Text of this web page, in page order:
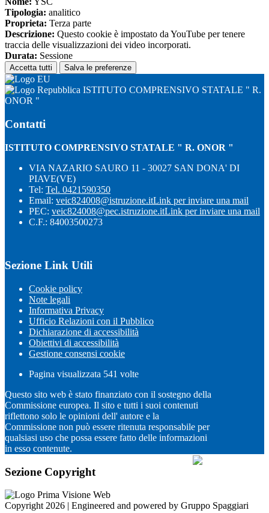
Tipologia: analitico
Proprieta: Terza parte
Descrizione: Questo cookie è impostato da YouTube per tenere
traccia delle visualizzazioni dei video incorporati.
Durata: Sessione
Accetta tutti Salva le preferenze
ISTITUTO COMPRENSIVO STATALE " R.
ONOR "
Contatti
ISTITUTO COMPRENSIVO STATALE " R. ONOR "
VIA NAZARIO SAURO 11 - 30027 SAN DONA' DI
PIAVE(VE)
Tel: Tel. 0421590350
Email: veic824008@istruzione.itLink per inviare una mail
PEC: veic824008@pec.istruzione.itLink per inviare una mail
C.F.: 84003500273
Sezione Link Utili
Cookie policy
Note legali
Informativa Privacy
Ufficio Relazioni con il Pubblico
Dichiarazione di accessibilità
Obiettivi di accessibilità
Gestione consensi cookie
Pagina visualizzata 541 volte
Questo sito web è stato finanziato con il sostegno della
Commissione europea. Il sito e tutti i suoi contenuti
riflettono solo le opinioni dell' autore e la
Commissione non può essere ritenuta responsabile per
qualsiasi uso che possa essere fatto delle informazioni
in esso contenute.
Sezione Copyright
Copyright 2026 | Engineered and powered by Gruppo Spaggiari